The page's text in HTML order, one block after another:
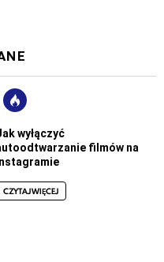
wyłączyć
filmów na
Instagramie
CZYTAJ WIĘCEJ